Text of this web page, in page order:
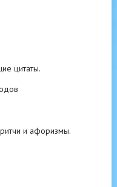
цитаты.
и афоризмы.